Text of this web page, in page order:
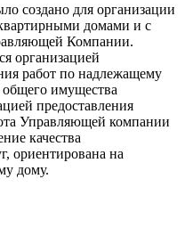
создано для организации
домами и с
Компании.
организацией
работ по надлежащему
имущества
предоставления
Управляющей компании
качества
ориентирована на
дому.